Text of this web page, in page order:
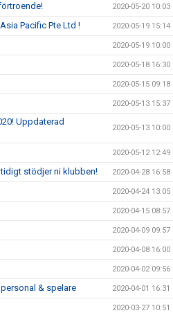
2020-05-20 10:03
Pacific Pte Ltd ! 2020-05-19 15:14
2020-05-19 10:00
2020-05-18 16:30
2020-05-15 09:18
2020-05-13 15:37
Uppdaterad
2020-05-13 10:00
2020-05-12 12:49
stödjer ni klubben! 2020-04-28 16:58
2020-04-24 13:05
2020-04-15 08:57
2020-04-09 09:57
2020-04-08 16:00
2020-04-02 09:56
& spelare 2020-04-01 16:31
2020-03-27 10:51